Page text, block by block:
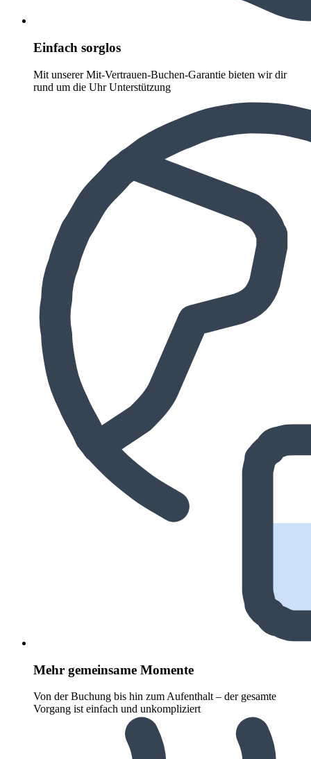
Einfach sorglos
Mit unserer Mit-Vertrauen-Buchen-Garantie bieten wir dir
rund um die Uhr Unterstützung
Mehr gemeinsame Momente
Von der Buchung bis hin zum Aufenthalt – der gesamte
Vorgang ist einfach und unkompliziert